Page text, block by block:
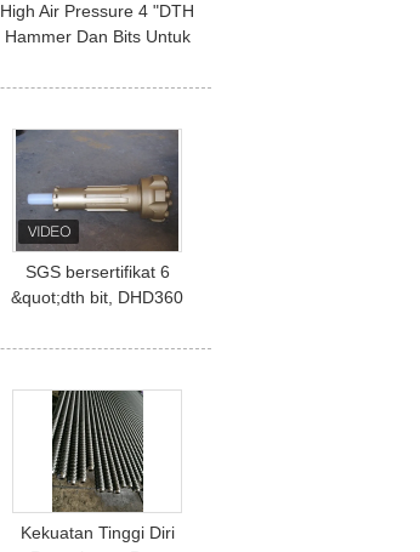
High Air Pressure 4 "DTH
Hammer Dan Bits Untuk
Well
SGS bersertifikat 6
&quot;dth bit, DHD360
palu lubang bit
Kekuatan Tinggi Diri